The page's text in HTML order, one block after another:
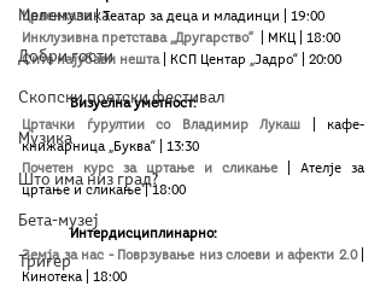
Мелемузика
Добри гости
Скопски поетски фестивал
Музика
Што има низ град?
Бета-музеј
Тригер
Црвенкапа | Театар за деца и младинци | 19:00
Инклузивна претстава „Другарство“
| МКЦ | 18:00
Сите најубави нешта
| КСП Центар „Јадро“ | 20:00
Визуелна уметност:
Цртачки ѓурултии со Владимир Лукаш
| кафе-
книжарница „Буква“ | 13:30
Почетен курс за цртање и сликање
| Ателје за
цртање и сликање | 18:00
Интердисциплинарно:
Земја за нас - Поврзување низ слоеви и афекти 2.0
Кинотека | 18:00